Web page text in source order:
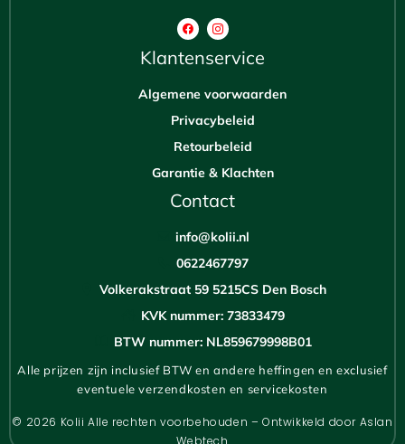
Klantenservice
Algemene voorwaarden
Privacybeleid
Retourbeleid
Garantie & Klachten
Contact
info@kolii.nl
0622467797
Volkerakstraat 59 5215CS Den Bosch
KVK nummer: 73833479
BTW nummer: NL859679998B01
Alle prijzen zijn inclusief BTW en andere heffingen en exclusief
eventuele verzendkosten en servicekosten
© 2026 Kolii Alle rechten voorbehouden – Ontwikkeld door Aslan